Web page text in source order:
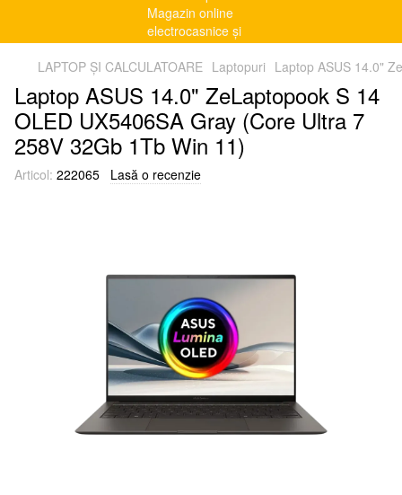
LAPTOP ȘI CALCULATOARE Laptopuri Laptop ASUS 14.0"
Laptop ASUS 14.0" ZeLaptopook S 14
OLED UX5406SA Gray (Core Ultra 7
258V 32Gb 1Tb Win 11)
Articol: 222065 Lasă o recenzie